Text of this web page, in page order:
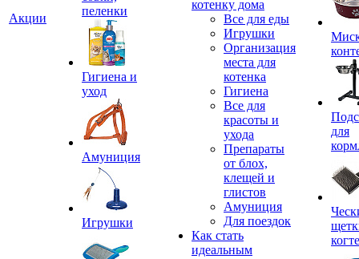
Акции
пеленки
Гигиена и
уход
Амуниция
Игрушки
котенку дома
Все для еды
Игрушки
Организация
места для
котенка
Гигиена
Все для
красоты и
ухода
Препараты
от блох,
клещей и
глистов
Амуниция
Для поездок
Как стать
идеальным
для